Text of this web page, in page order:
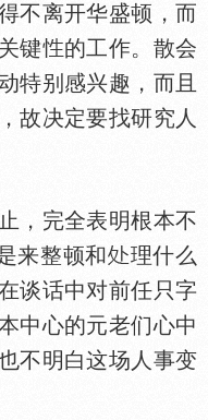
不离开华盛顿，而
键
的工作。散会
特别感兴趣，而且
故决定要找研究人
完全表明根本不
来整顿和
理什么
谈话中对前任只字
中心的元老们心中
不明白这场人事变